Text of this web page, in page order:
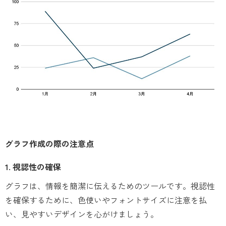
グラフ作成の際の注意点
1. 視認性の確保
グラフは、情報を簡潔に伝えるためのツールです。視認性
を確保するために、色使いやフォントサイズに注意を払
い、見やすいデザインを心がけましょう。